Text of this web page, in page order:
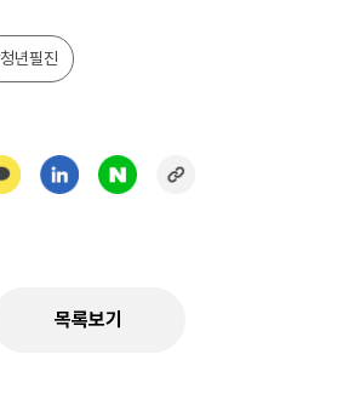
년필진
목록보기